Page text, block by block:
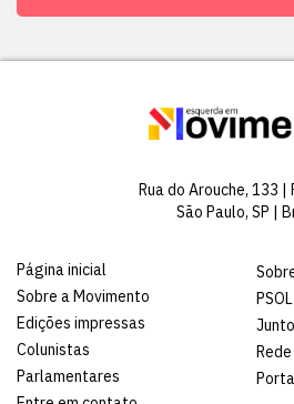
Rua do Arouche, 133 |
São Paulo, SP |
Página inicial
Sobre a Movimento
Edições impressas
Colunistas
Parlamentares